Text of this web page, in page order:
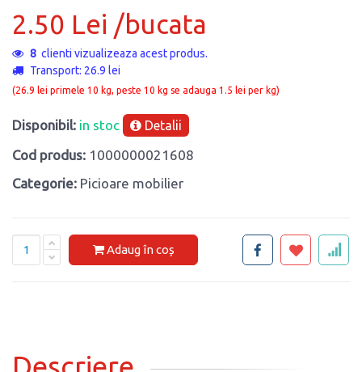
2.50 Lei /bucata
8 clienti vizualizeaza acest produs.
Transport: 26.9 lei
(26.9 lei primele 10 kg, peste 10 kg se adauga 1.5 lei per kg)
Disponibil: in stoc Detalii
Cod produs: 1000000021608
Categorie: Picioare mobilier
Adaug în coș